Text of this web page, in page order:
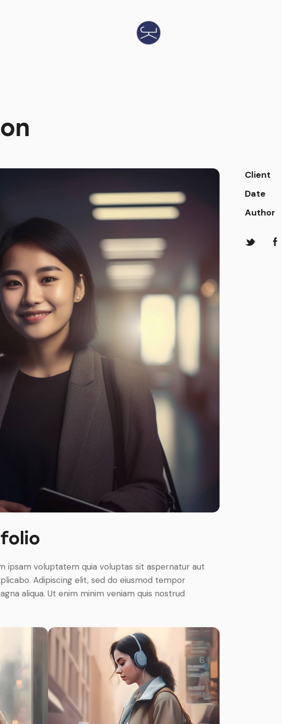
ipsam voluptatem quia voluptas sit aspernatur aut
Adipiscing elit, sed do eiusmod tempor
aliqua. Ut enim minim veniam quis nostrud
Client
Date
Author